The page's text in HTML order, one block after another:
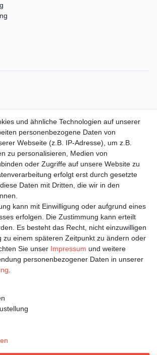
Laufenden ...
ich die
widerrufen.**
Abonnieren
** Hierbei handelt es sich um ein Pflichtfeld.
Vertrag widerrufen
und ähnliche Technologien auf unserer
personenbezogene Daten von
Webseite (z.B. IP-Adresse), um z.B.
zu personalisieren, Medien von
oder Zugriffe auf unsere Website zu
erfolgt erst durch gesetzte
Daten mit Dritten, die wir in den
kann mit Einwilligung oder aufgrund eines
erfolgen. Die Zustimmung kann erteilt
Es besteht das Recht, nicht einzuwilligen
zu einem späteren Zeitpunkt zu ändern oder
Sie unser Impressum und weitere
personenbezogener Daten in unserer